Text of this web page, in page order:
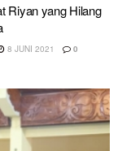
Riyan yang Hilang
8 JUNI 2021 0